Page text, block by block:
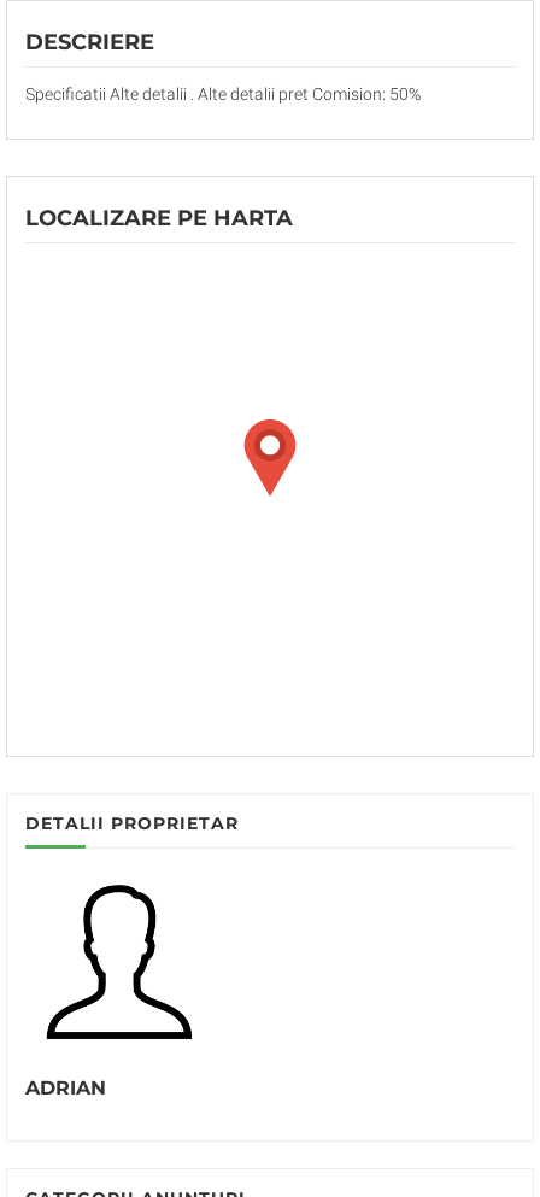
DESCRIERE
Specificatii Alte detalii . Alte detalii pret Comision: 50%
LOCALIZARE PE HARTA
DETALII PROPRIETAR
ADRIAN